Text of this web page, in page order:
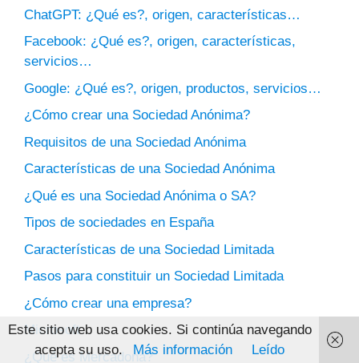
ChatGPT: ¿Qué es?, origen, características…
Facebook: ¿Qué es?, origen, características,
servicios…
Google: ¿Qué es?, origen, productos, servicios…
¿Cómo crear una Sociedad Anónima?
Requisitos de una Sociedad Anónima
Características de una Sociedad Anónima
¿Qué es una Sociedad Anónima o SA?
Tipos de sociedades en España
Características de una Sociedad Limitada
Pasos para constituir un Sociedad Limitada
¿Cómo crear una empresa?
Microsoft
¿Qué es Mercadona?
Este sitio web usa cookies. Si continúa navegando
acepta su uso.
Más información Leído